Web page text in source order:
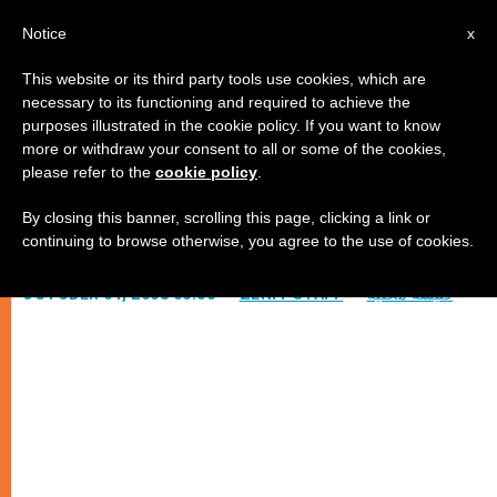
حب الفقراء هو ليتورجية عبادة
بحسب بندكتس السادس عشر
OCTOBER 01, 2008 00:00 ZENIT STAFF كنيسة محليّة
x
Notice
This website or its third party tools use cookies, which are
necessary to its functioning and required to achieve the
purposes illustrated in the cookie policy. If you want to know
more or withdraw your consent to all or some of the cookies,
please refer to the cookie policy
By closing this banner, scrolling this page, clicking a link or
continuing to browse otherwise, you agree to the use of cookies.